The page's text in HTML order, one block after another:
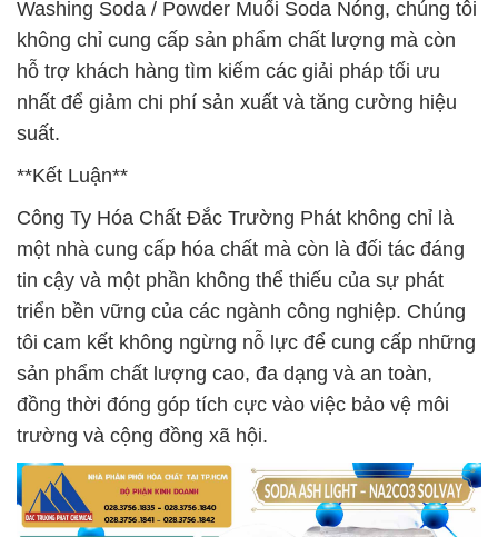
Washing Soda / Powder Muối Soda Nóng, chúng tôi
không chỉ cung cấp sản phẩm chất lượng mà còn
hỗ trợ khách hàng tìm kiếm các giải pháp tối ưu
nhất để giảm chi phí sản xuất và tăng cường hiệu
suất.
**Kết Luận**
Công Ty Hóa Chất Đắc Trường Phát không chỉ là
một nhà cung cấp hóa chất mà còn là đối tác đáng
tin cậy và một phần không thể thiếu của sự phát
triển bền vững của các ngành công nghiệp. Chúng
tôi cam kết không ngừng nỗ lực để cung cấp những
sản phẩm chất lượng cao, đa dạng và an toàn,
đồng thời đóng góp tích cực vào việc bảo vệ môi
trường và cộng đồng xã hội.